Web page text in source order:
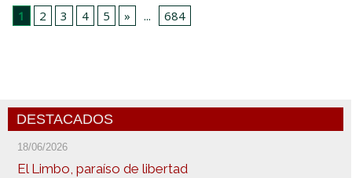
1
2 3 4 5 » ... 684
DESTACADOS
18/06/2026
El Limbo, paraíso de libertad